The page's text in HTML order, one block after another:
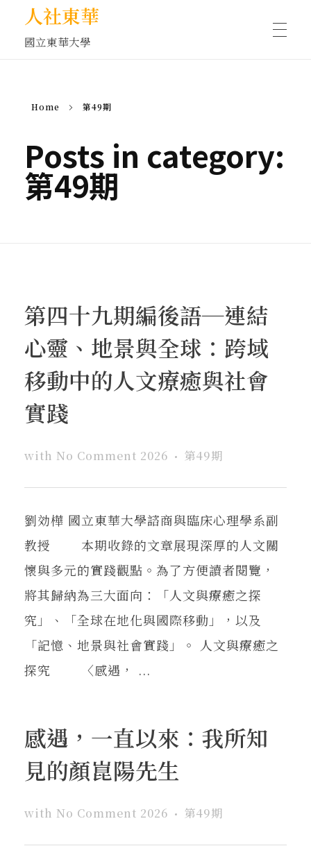
人社東華
國立東華大學
文化沙龍
在地實踐
關鍵詞
東華風景
Home 第49期
Posts in category:
第49期
第四十九期編後語─連結
心靈、地景與全球：跨域
移動中的人文療癒與社會
實踐
with No Comment 2026 第49期
劉効樺 國立東華大學諮商與臨床心理學系副
教授 本期收錄的文章展現深厚的人文關
懷與多元的實踐觀點。為了方便讀者閱覽，
將其歸納為三大面向：「人文與療癒之探
究」、「全球在地化與國際移動」，以及
「記憶、地景與社會實踐」。 人文與療癒之
探究 〈感遇， ...
感遇，一直以來：我所知
見的顏崑陽先生
with No Comment 2026 第49期